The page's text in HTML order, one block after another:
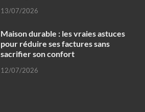
13/07/2026
Maison durable : les vraies astuces
pour réduire ses factures sans
sacrifier son confort
12/07/2026